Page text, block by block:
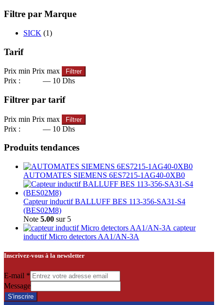
Filtre par Marque
SICK (1)
Tarif
Prix min Prix max Filtrer
Prix : — 10 Dhs
Filtrer par tarif
Prix min Prix max Filtrer
Prix : — 10 Dhs
Produits tendances
AUTOMATES SIEMENS 6ES7215-1AG40-0XB0
Capteur inductif BALLUFF BES 113-356-SA31-S4
(BES02M8)
Note 5.00 sur 5
capteur
inductif Micro detectors AA1/AN-3A
Inscrivez-vous à la newsletter
E-mail *
Message
S'inscrire